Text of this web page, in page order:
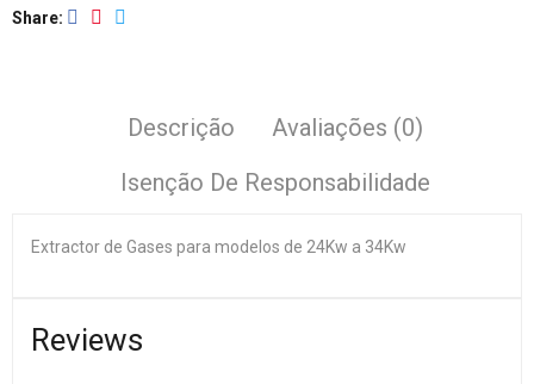
Share
Descrição
Avaliações (0)
Isenção De Responsabilidade
Extractor de Gases para modelos de 24Kw a 34Kw
Reviews